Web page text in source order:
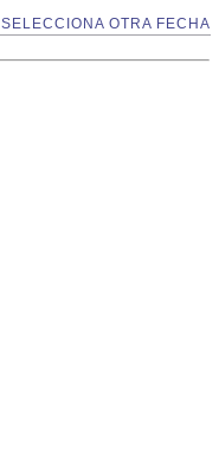
SELECCIONA OTRA FECHA